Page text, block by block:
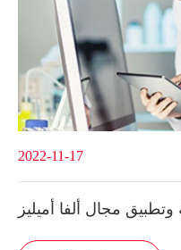
2022-11-17
مجال ألفا أميليز